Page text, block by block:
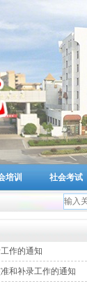
培训 社会考试
作的通知
和补录工作的通知